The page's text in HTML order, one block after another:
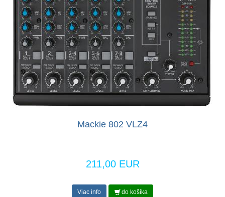
Mackie 802 VLZ4
211,00 EUR
Viac info do košíka